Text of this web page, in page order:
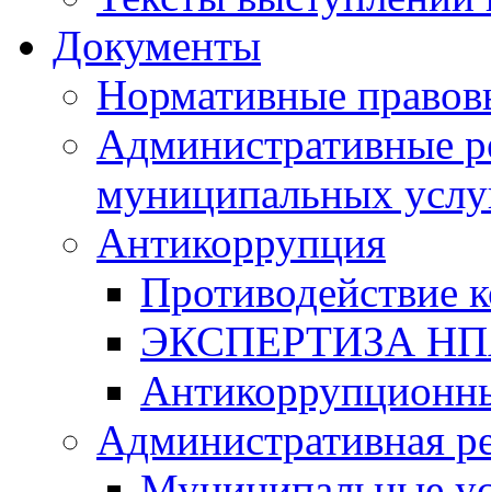
Документы
Нормативные
Административные
муниципальных
Антикоррупция
Противодействие
ЭКСПЕРТИЗА
Административная